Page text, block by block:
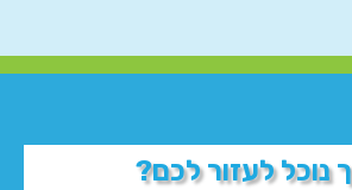
נוכל לעזור לכם?